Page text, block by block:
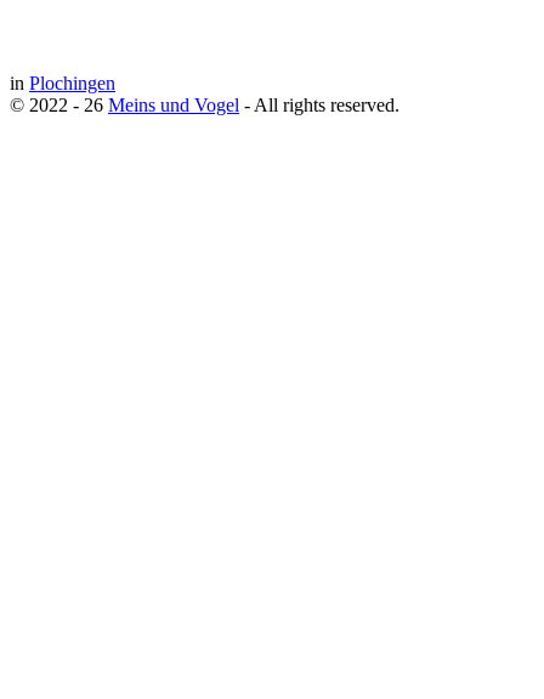
in Plochingen
© 2022 - 26 Meins und Vogel - All rights reserved.